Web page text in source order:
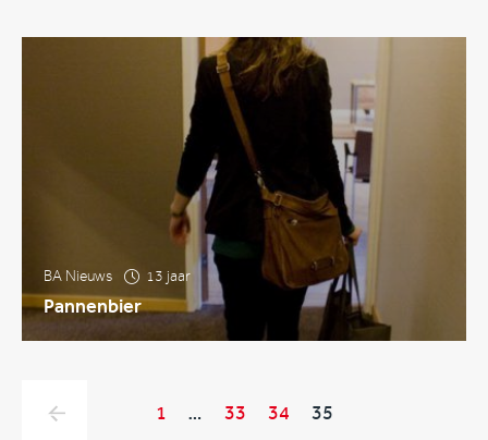
BA Nieuws 13 jaar
Pannenbier
1 … 33 34 35